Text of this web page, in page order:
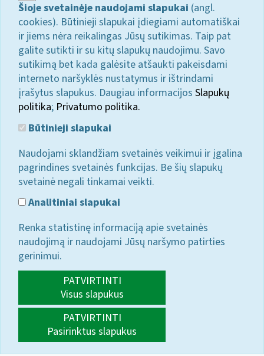
Šioje svetainėje naudojami slapukai (angl.
cookies). Būtinieji slapukai įdiegiami automatiškai
ir jiems nėra reikalingas Jūsų sutikimas. Taip pat
galite sutikti ir su kitų slapukų naudojimu. Savo
sutikimą bet kada galėsite atšaukti pakeisdami
interneto naršyklės nustatymus ir ištrindami
įrašytus slapukus. Daugiau informacijos Slapukų
politika; Privatumo politika.
Būtinieji slapukai
Naudojami sklandžiam svetainės veikimui ir įgalina
pagrindines svetainės funkcijas. Be šių slapukų
svetainė negali tinkamai veikti.
Analitiniai slapukai
Renka statistinę informaciją apie svetainės
naudojimą ir naudojami Jūsų naršymo patirties
gerinimui.
PATVIRTINTI
Visus slapukus
PATVIRTINTI
Pasirinktus slapukus